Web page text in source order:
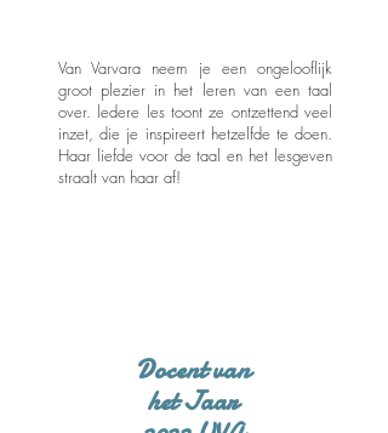
Van Varvara neem je een ongelooflijk
groot plezier in het leren van een taal
over. ledere les toont ze ontzettend veel
inzet, die je inspireert hetzelfde te doen.
Haar liefde voor de taal en het lesgeven
straalt van haar af!
Docent van
het Jaar